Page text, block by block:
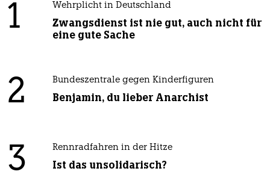
1 Wehrplicht in Deutschland
Zwangsdienst ist nie gut, auch nicht für
eine gute Sache
2 Bundeszentrale gegen Kinderfiguren
Benjamin, du lieber Anarchist
3 Rennradfahren in der Hitze
Ist das unsolidarisch?